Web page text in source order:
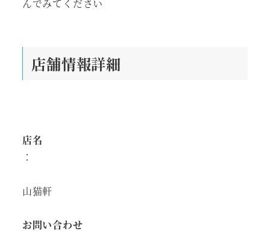
んでみてください
店舗情報詳細
店名
：
山猫軒
お問い合わせ